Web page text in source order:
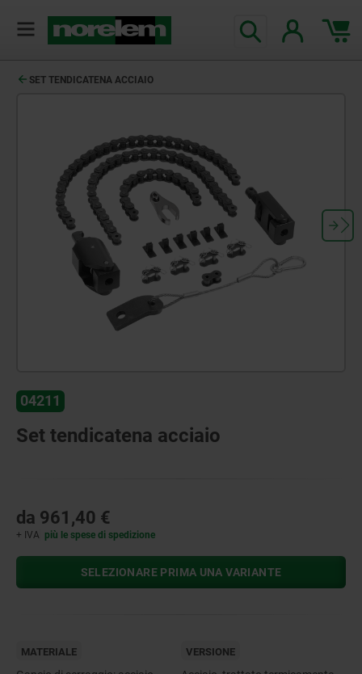
SET TENDICATENA ACCIAIO
04211
Set tendicatena acciaio
da 961,40 €
+ IVA più le spese di spedizione
SELEZIONARE PRIMA UNA VARIANTE
MATERIALE VERSIONE